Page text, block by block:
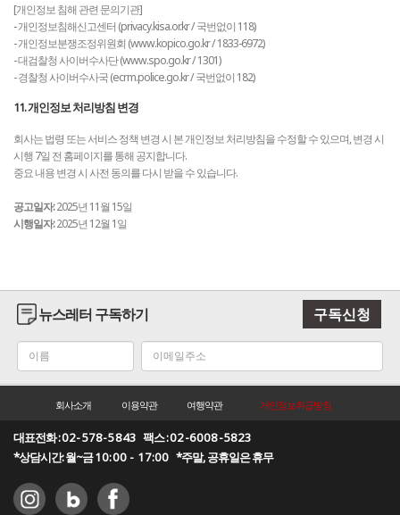
[개인정보 침해 관련 문의기관]
- 개인정보침해신고센터 (privacy.kisa.or.kr / 국번없이 118)
- 개인정보분쟁조정위원회 (www.kopico.go.kr / 1833-6972)
- 대검찰청 사이버수사단 (www.spo.go.kr / 1301)
- 경찰청 사이버수사국 (ecrm.police.go.kr / 국번없이 182)
11. 개인정보 처리방침 변경
회사는 법령 또는 서비스 정책 변경 시 본 개인정보 처리방침을 수정할 수 있으며, 변경 시
시행 7일 전 홈페이지를 통해 공지합니다.
중요 내용 변경 시 사전 동의를 다시 받을 수 있습니다.
공고일자:2025년 11월 15일
시행일자:2025년 12월 1일
뉴스레터 구독하기 구독신청
회사소개 이용약관 여행약관 개인정보취급방침
대표전화 :02-578-5843 팩스 :02-6008-5823
*상담시간: 월~금10:00 - 17:00 *주말, 공휴일은 휴무